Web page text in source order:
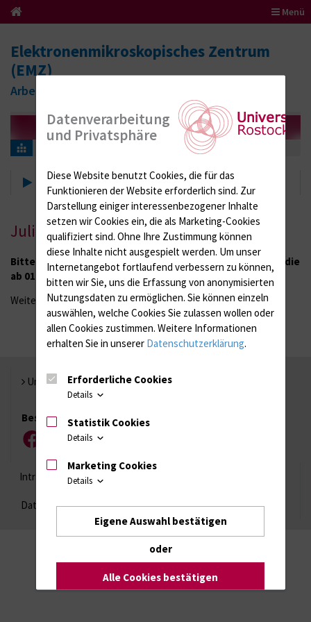
Menü
Elektronenmikroskopisches Zentrum
(EMZ)
Arbeitsbereich Medizinische Biologie
Aktuelles
Juli 2017
Bitte beachten Sie die neue Gebührenordnung des EMZ, die
ab 01. August 2017 gültig ist.
Weitere Informationen finden Sie
hier!
Universität Rostock
Besuchen Sie uns
FacebookInstagramYouTube
Intranet Login (für Studenten)
Datenschutzhinweise Barrierefreiheit
Datenverarbeitung
und Privatsphäre
Diese Website benutzt Cookies, die für das
Funktionieren der Website erforderlich sind. Zur
Darstellung einiger interessenbezogener Inhalte
setzen wir Cookies ein, die als Marketing-Cookies
qualifiziert sind. Ohne Ihre Zustimmung können
diese Inhalte nicht ausgespielt werden. Um unser
Internetangebot fortlaufend verbessern zu können,
bitten wir Sie, uns die Erfassung von anonymisierten
Nutzungsdaten zu ermöglichen. Sie können einzeln
auswählen, welche Cookies Sie zulassen wollen oder
allen Cookies zustimmen. Weitere Informationen
erhalten Sie in unserer Datenschutzerklärung.
Erforderliche Cookies
Details
Statistik Cookies
Details
Marketing Cookies
Details
Eigene Auswahl bestätigen
oder
Alle Cookies bestätigen